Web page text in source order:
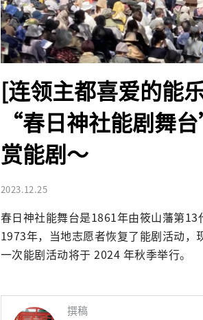
[连领主都喜爱的能
“春日神社能剧舞
赏能剧～
2023.12.25
春日神社能舞台是1861年由筱山藩第13
1973年，当地志愿者恢复了能剧活动
一次能剧活动将于 2024 年秋季举行。
撰稿